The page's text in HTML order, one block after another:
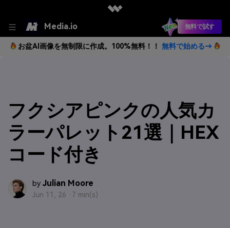
Media.io 無料で試す
お盆AI画像を無制限に作成。100%無料！！ 無料で始める→
フクシアピンクの人気カ
ラーパレット21選｜HEX
コード付き
by Julian Moore
Jun 11, 26 · 7 min(s)